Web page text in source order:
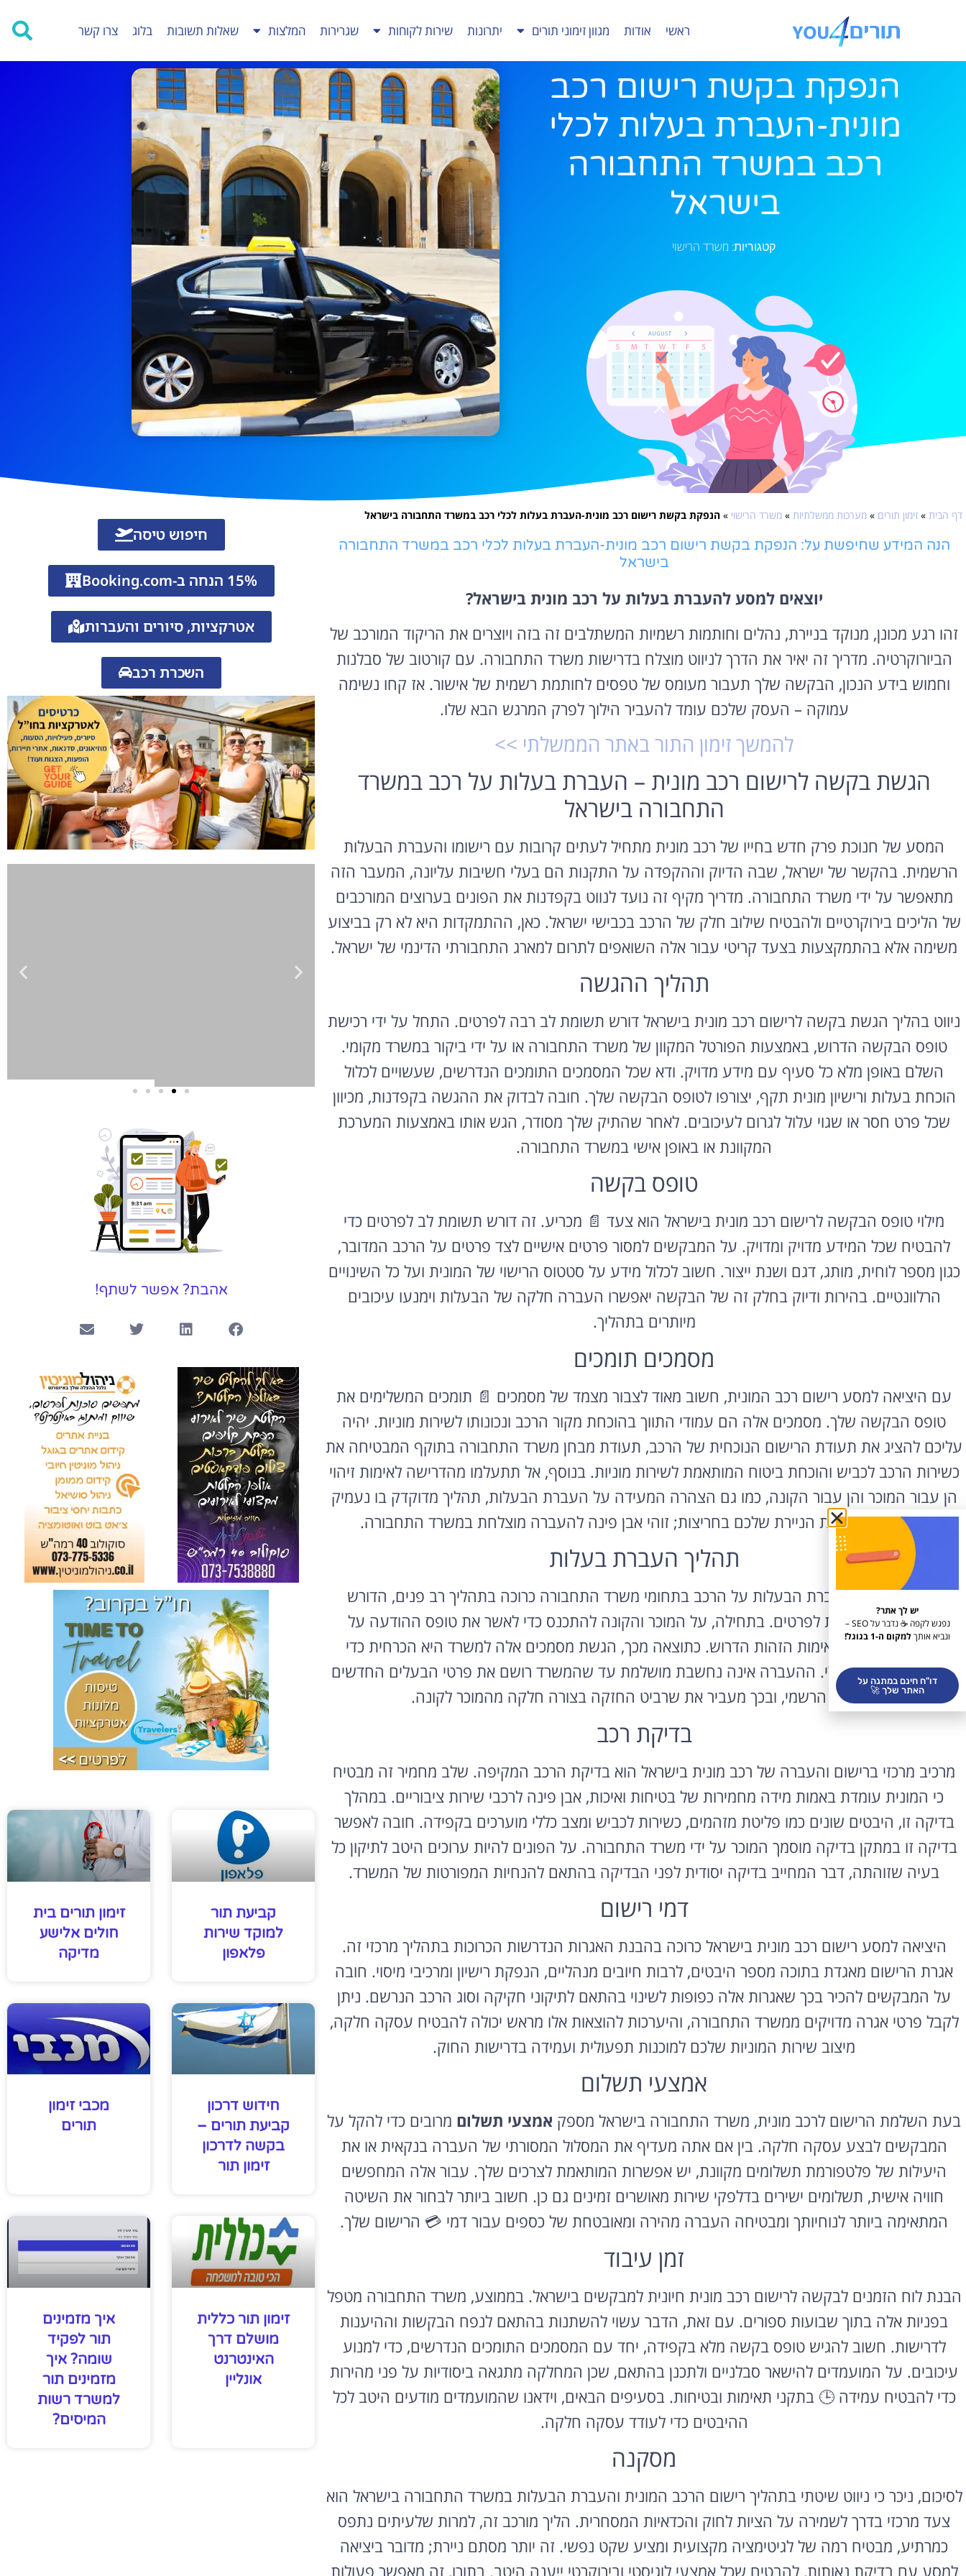
ראשי אודות מגוון זימוני תורים יתרונות שירות לקוחות שגרירות המלצות שאלות תשובות בלוג צרו קשר
הנפקת בקשת רישום רכב
מונית-העברת בעלות לכלי
רכב במשרד התחבורה
בישראל
קטגוריות: משרד הרישוי
דף הבית » זימון תורים » מערכות ממשלתיות » משרד הרישוי » הנפקת בקשת רישום רכב מונית-העברת בעלות לכלי רכב במשרד התחבורה בישראל
הנה המידע שחיפשת על: הנפקת בקשת רישום רכב מונית-העברת בעלות לכלי רכב במשרד התחבורה
בישראל
יוצאים למסע להעברת בעלות על רכב מונית בישראל?
זהו רגע מכונן, מנוקד בניירת, נהלים וחותמות רשמיות המשתלבים זה בזה ויוצרים את הריקוד המורכב של
הביורוקרטיה. מדריך זה יאיר את הדרך לניווט מוצלח בדרישות משרד התחבורה. עם קורטוב של סבלנות
וחמוש בידע הנכון, הבקשה שלך תעבור מעומס של טפסים לחותמת רשמית של אישור. אז קחו נשימה
עמוקה – העסק שלכם עומד להעביר הילוך לפרק המרגש הבא שלו.
להמשך זימון התור באתר הממשלתי >>
הגשת בקשה לרישום רכב מונית – העברת בעלות על רכב במשרד
התחבורה בישראל
המסע של חנוכת פרק חדש בחייו של רכב מונית מתחיל לעתים קרובות עם רישומו והעברת הבעלות
הרשמית. בהקשר של ישראל, שבה הדיוק וההקפדה על התקנות הם בעלי חשיבות עליונה, המעבר הזה
מתאפשר על ידי משרד התחבורה. מדריך מקיף זה נועד לנווט בקפדנות את הפונים בערוצים המורכבים
של הליכים בירוקרטיים ולהבטיח שילוב חלק של הרכב בכבישי ישראל. כאן, ההתמקדות היא לא רק בביצוע
משימה אלא בהתמקצעות בצעד קריטי עבור אלה השואפים לתרום למארג התחבורתי הדינמי של ישראל.
תהליך ההגשה
ניווט בהליך הגשת בקשה לרישום רכב מונית בישראל דורש תשומת לב רבה לפרטים. התחל על ידי רכישת
טופס הבקשה הדרוש, באמצעות הפורטל המקוון של משרד התחבורה או על ידי ביקור במשרד מקומי.
השלם באופן מלא כל סעיף עם מידע מדויק. ודא שכל המסמכים התומכים הנדרשים, שעשויים לכלול
הוכחת בעלות ורישיון מונית תקף, יצורפו לטופס הבקשה שלך. חובה לבדוק את ההגשה בקפדנות, מכיוון
שכל פרט חסר או שגוי עלול לגרום לעיכובים. לאחר שהתיק שלך מסודר, הגש אותו באמצעות המערכת
המקוונת או באופן אישי במשרד התחבורה.
טופס בקשה
מילוי טופס הבקשה לרישום רכב מונית בישראל הוא צעד 📄 מכריע. זה דורש תשומת לב לפרטים כדי
להבטיח שכל המידע מדויק ומדויק. על המבקשים למסור פרטים אישיים לצד פרטים על הרכב המדובר,
כגון מספר לוחית, מותג, דגם ושנת ייצור. חשוב לכלול מידע על סטטוס הרישוי של המונית ועל כל השינויים
הרלוונטיים. בהירות ודיוק בחלק זה של הבקשה יאפשרו העברה חלקה של הבעלות וימנעו עיכובים
מיותרים בתהליך.
מסמכים תומכים
עם היציאה למסע רישום רכב המונית, חשוב מאוד לצבור מצמד של מסמכים 📄 תומכים המשלימים את
טופס הבקשה שלך. מסמכים אלה הם עמודי התווך בהוכחת מקור הרכב ונכונותו לשירות מוניות. יהיה
עליכם להציג את תעודת הרישום הנוכחית של הרכב, תעודת מבחן משרד התחבורה בתוקף המבטיחה את
כשירות הרכב לכביש והוכחת ביטוח המותאמת לשירות מוניות. בנוסף, אל תתעלמו מהדרישה לאימות זיהוי
הן עבור המוכר והן עבור הקונה, כמו גם הצהרה המעידה על העברת הבעלות, תהליך מדוקדק בו נעמיק
בהמשך. הכינו את הניירת שלכם בחריצות; זוהי אבן פינה להעברה מוצלחת במשרד התחבורה.
תהליך העברת בעלות
היציאה למסע העברת הבעלות על הרכב בתחומי משרד התחבורה כרוכה בתהליך רב פנים, הדורש
תשומת לב קפדנית לפרטים. בתחילה, על המוכר והקונה להתכנס כדי לאשר את טופס ההודעה על
ההעברה, מלווה באימות הזהות הדרוש. כתוצאה מכך, הגשת מסמכים אלה למשרד היא הכרחית כדי
לפתוח בהליך המנהלי. ההעברה אינה נחשבת מושלמת עד שהמשרד רושם את פרטי הבעלים החדשים
במרשם הרשמי, ובכך מעביר את שרביט החזקה בצורה חלקה מהמוכר לקונה.
בדיקת רכב
מרכיב מרכזי ברישום והעברה של רכב מונית בישראל הוא בדיקת הרכב המקיפה. שלב מחמיר זה מבטיח
כי המונית עומדת באמות מידה מחמירות של בטיחות ואיכות, אבן פינה לרכבי שירות ציבוריים. במהלך
בדיקה זו, היבטים שונים כמו פליטת מזהמים, כשירות לכביש ומצב כללי מוערכים בקפידה. חובה לאפשר
בדיקה זו במתקן בדיקה מוסמך המוכר על ידי משרד התחבורה. על הפונים להיות ערוכים היטב לתיקון כל
בעיה שזוהתה, דבר המחייב בדיקה יסודית לפני הבדיקה בהתאם להנחיות המפורטות של המשרד.
דמי רישום
היציאה למסע רישום רכב מונית בישראל כרוכה בהבנת האגרות הנדרשות הכרוכות בתהליך מרכזי זה.
אגרת הרישום מאגדת בתוכה מספר היבטים, לרבות חיובים מנהליים, הנפקת רישיון ומרכיבי מיסוי. חובה
על המבקשים להכיר בכך שאגרות אלה כפופות לשינוי בהתאם לתיקוני חקיקה וסוג הרכב הנרשם. ניתן
לקבל פרטי אגרה מדויקים ממשרד התחבורה, והיערכות להוצאות אלו מראש יכולה להבטיח עסקה חלקה,
מיצוב שירות המוניות שלכם למוכנות תפעולית ועמידה בדרישות החוק.
אמצעי תשלום
בעת השלמת הרישום לרכב מונית, משרד התחבורה בישראל מספק אמצעי תשלום מרובים כדי להקל על
המבקשים לבצע עסקה חלקה. בין אם אתה מעדיף את המסלול המסורתי של העברה בנקאית או את
היעילות של פלטפורמת תשלומים מקוונת, יש אפשרות המותאמת לצרכים שלך. עבור אלה המחפשים
חוויה אישית, תשלומים ישירים בדלפקי שירות מאושרים זמינים גם כן. חשוב ביותר לבחור את השיטה
המתאימה ביותר לנוחיותך ומבטיחה העברה מהירה ומאובטחת של כספים עבור דמי 💳 הרישום שלך.
זמן עיבוד
הבנת לוח הזמנים לבקשה לרישום רכב מונית חיונית למבקשים בישראל. בממוצע, משרד התחבורה מטפל
בפניות אלה בתוך שבועות ספורים. עם זאת, הדבר עשוי להשתנות בהתאם לנפח הבקשות וההיענות
לדרישות. חשוב להגיש טופס בקשה מלא בקפידה, יחד עם המסמכים התומכים הנדרשים, כדי למנוע
עיכובים. על המועמדים להישאר סבלניים ולתכנן בהתאם, שכן המחלקה מתגאה ביסודיות על פני מהירות
כדי להבטיח עמידה 🕒 בתקני תאימות ובטיחות. בסעיפים הבאים, וידאנו שהמועמדים מודעים היטב לכל
ההיבטים כדי לעודד עסקה חלקה.
מסקנה
לסיכום, ניכר כי ניווט שיטתי בתהליך רישום הרכב המונית והעברת הבעלות במשרד התחבורה בישראל הוא
צעד מרכזי בדרך לשמירה על הציות לחוק והכדאיות המסחרית. הליך מורכב זה, למרות שלעיתים נתפס
כמרתיע, מבטיח רמה של לגיטימציה מקצועית ומציע שקט נפשי. זה יותר מסתם ניירת; מדובר ביציאה
למסע עם בדיקת נאותות, להבטיח שכל אמצעי לוגיסטי ובירוקרטי ייענה היטב. בתורו, זה מאפשר פעולות
חיפוש טיסה
15% הנחה ב-Booking.com
אטרקציות, סיורים והעברות
השכרת רכב
השכרת רכב
בחו"ל
משתלמת
לחצו פה!
רוצה להקליט
פודקאסט?
פודקאסטים ברמה הגבוהה
ביותר
שירותי פרסום
וקידום
באינטרנט
בעל/ת עסק? סוכנות ניהול
מוניטין לקידום, שיווק ופרסום
באינטרנט כאן עבורך!
אהבת? אפשר לשתף!
קביעת תור
למוקד שירות
פלאפון
זימון תורים בית
חולים אלישע
מדיקה
חידוש דרכון
קביעת תורים –
בקשה לדרכון
זימון תור
מכבי זימון
תורים
זימון תור כללית
מושלם דרך
האינטרנט
אונליין
איך מזמינים
תור לפקיד
שומה? איך
מזמינים תור
למשרד רשות
המיסים?
יש לך אתר?
נפגש לקפה ☕ נדבר על SEO –
ונביא אותךלמקום ה-1 בגוגל!
דו"ח חינם במתנה על
האתר שלך 🚀